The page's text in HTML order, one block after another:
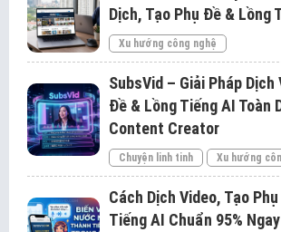
Dịch, Tạo Phụ Đề & Lồng
Xu hướng công nghệ
SubsVid – Giải Pháp Dịch
Đề & Lồng Tiếng AI Toàn
Content Creator
Chuyện linh tinh Xu hướng
Cách Dịch Video, Tạo
Tiếng AI Chuẩn 95%